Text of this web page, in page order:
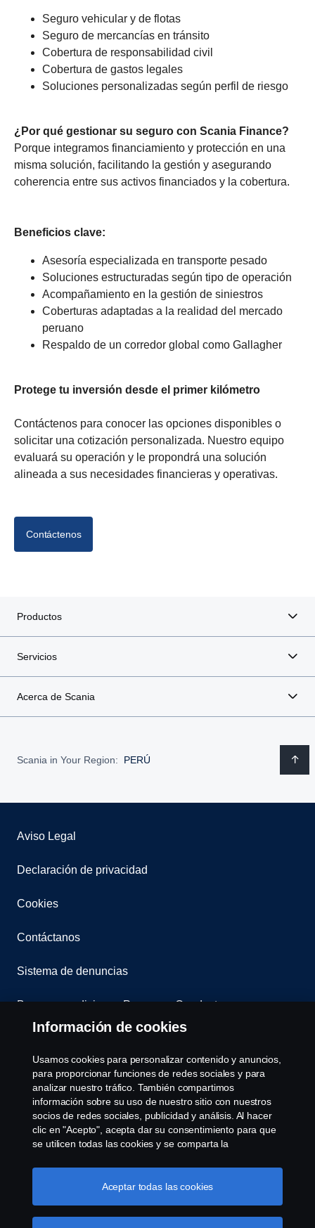
Seguro vehicular y de flotas
Seguro de mercancías en tránsito
Cobertura de responsabilidad civil
Cobertura de gastos legales
Soluciones personalizadas según perfil de riesgo
¿Por qué gestionar su seguro con Scania Finance?
Porque integramos financiamiento y protección en una
misma solución, facilitando la gestión y asegurando
coherencia entre sus activos financiados y la cobertura.
Beneficios clave:
Asesoría especializada en transporte pesado
Soluciones estructuradas según tipo de operación
Acompañamiento en la gestión de siniestros
Coberturas adaptadas a la realidad del mercado
peruano
Respaldo de un corredor global como Gallagher
Protege tu inversión desde el primer kilómetro
Contáctenos para conocer las opciones disponibles o
solicitar una cotización personalizada. Nuestro equipo
evaluará su operación y le propondrá una solución
alineada a sus necesidades financieras y operativas.
Contáctenos
Productos
Servicios
Acerca de Scania
Scania in Your Region: PERÚ
Aviso Legal
Declaración de privacidad
Cookies
Contáctanos
Sistema de denuncias
Bases y condiciones Programa Conductoras
Sucursal virtual Scania en linea
Cookie settings
Información de cookies
Usamos cookies para personalizar contenido y anuncios,
para proporcionar funciones de redes sociales y para
analizar nuestro tráfico. También compartimos
información sobre su uso de nuestro sitio con nuestros
socios de redes sociales, publicidad y análisis. Al hacer
clic en "Acepto", acepta dar su consentimiento para que
se utilicen todas las cookies y se comparta la
haciendo clic en "Configuración de cookies" y
seleccionando las categorías que desea aceptar. Para
Aceptar todas las cookies